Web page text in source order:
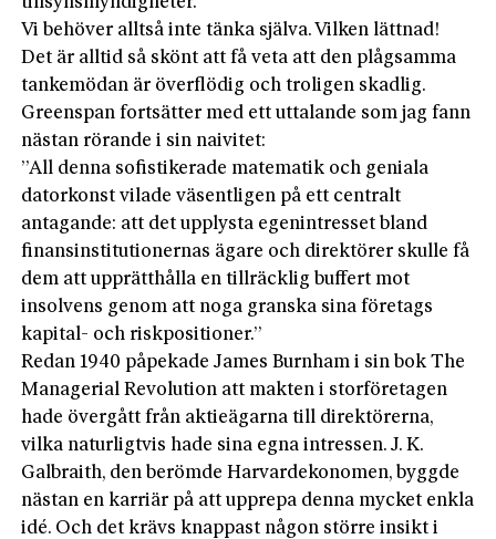
Vi behöver alltså inte tänka själva. Vilken lättnad!
Det är alltid så skönt att få veta att den plågsamma
tankemödan är överflödig och troligen skadlig.
Greenspan fortsätter med ett uttalande som jag fann
nästan rörande i sin naivitet:
”All denna sofistikerade matematik och geniala
datorkonst vilade väsentligen på ett centralt
antagande: att det upplysta egenintresset bland
finansinstitutionernas ägare och direktörer skulle få
dem att upprätthålla en tillräcklig buffert mot
insolvens genom att noga granska sina företags
kapital- och riskpositioner.”
Redan 1940 påpekade James Burnham i sin bok The
Managerial Revolution att makten i storföretagen
hade övergått från aktieägarna till direktörerna,
vilka naturligtvis hade sina egna intressen. J. K.
Galbraith, den berömde Harvardekonomen, byggde
nästan en karriär på att upprepa denna mycket enkla
idé. Och det krävs knappast någon större insikt i